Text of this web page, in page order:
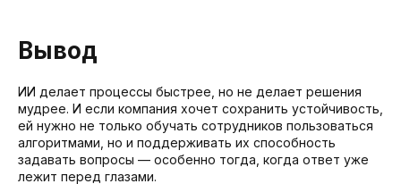
Вывод
ИИ делает процессы быстрее, но не делает решения
мудрее. И если компания хочет сохранить устойчивость,
ей нужно не только обучать сотрудников пользоваться
алгоритмами, но и поддерживать их способность
задавать вопросы — особенно тогда, когда ответ уже
лежит перед глазами.
Оцените компетенции
сотрудников